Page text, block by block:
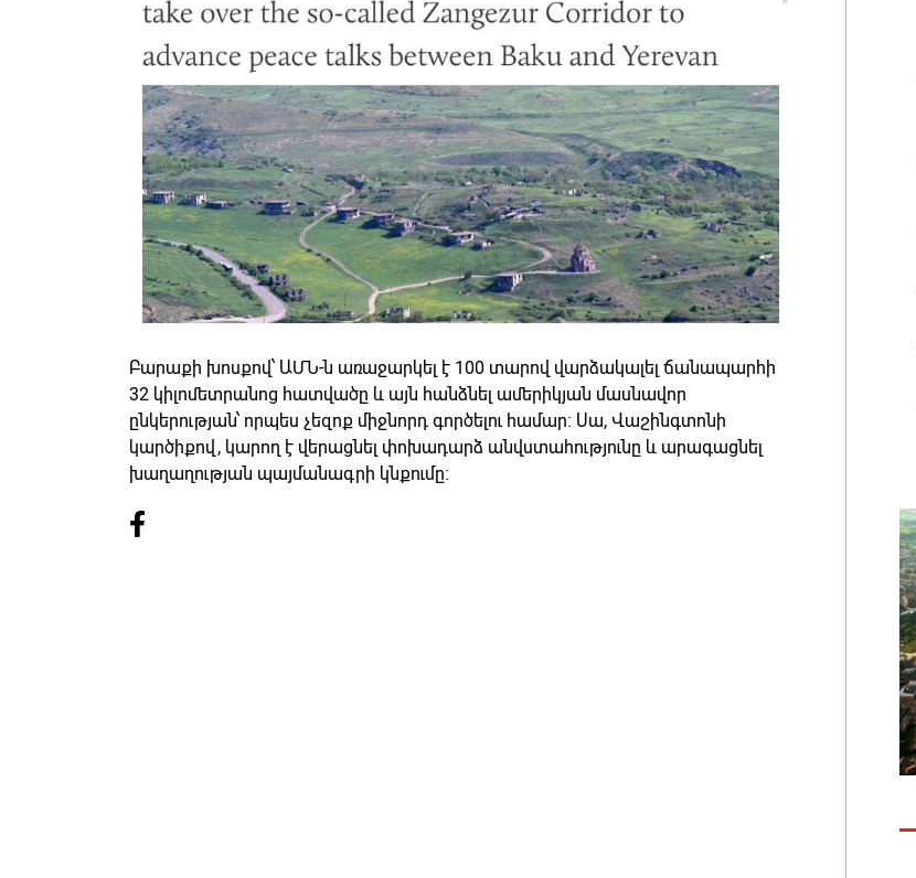
Բարաքի խոսքով՝ ԱՄՆ-ն առաջարկել է 100 տարով վարձակալել ճանապարհի
32 կիլոմետրանոց հատվածը և այն հանձնել ամերիկյան մասնավոր
ընկերության՝ որպես չեզոք միջնորդ գործելու համար։ Սա, Վաշինգտոնի
կարծիքով, կարող է վերացնել փոխադարձ անվստահությունը և արագացնել
խաղաղության պայմանագրի կնքումը։